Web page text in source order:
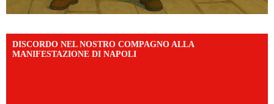
DISCORDO NEL NOSTRO COMPAGNO ALLA
MANIFESTAZIONE DI NAPOLI